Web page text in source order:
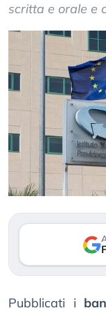
scritta e orale e
Pubblicati i